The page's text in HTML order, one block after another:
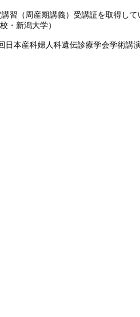
習（周産期講義）受講証を取得して
・新潟大学）
本産科婦人科遺伝診療学会学術講